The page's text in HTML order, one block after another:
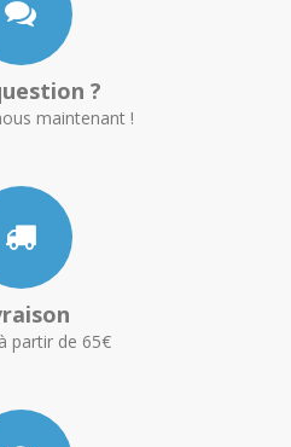
?
maintenant !
partir de 65€